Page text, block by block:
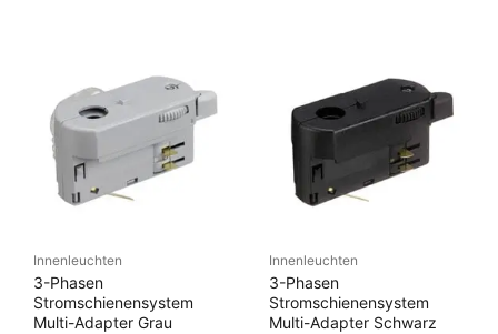
werden
Innenleuchten
3-Phasen
Stromschienensystem
Multi-Adapter Grau
Innenleuchten
3-Phasen
Stromschienensystem
Multi-Adapter Schwarz